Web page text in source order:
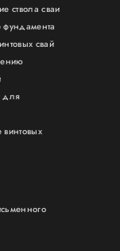
ствола сваи
свай
для
винтовых